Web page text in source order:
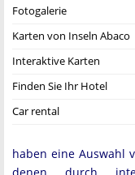
Fotogalerie
Karten von Inseln Abaco
Interaktive Karten
Finden Sie Ihr Hotel
Car rental
haben eine Auswahl